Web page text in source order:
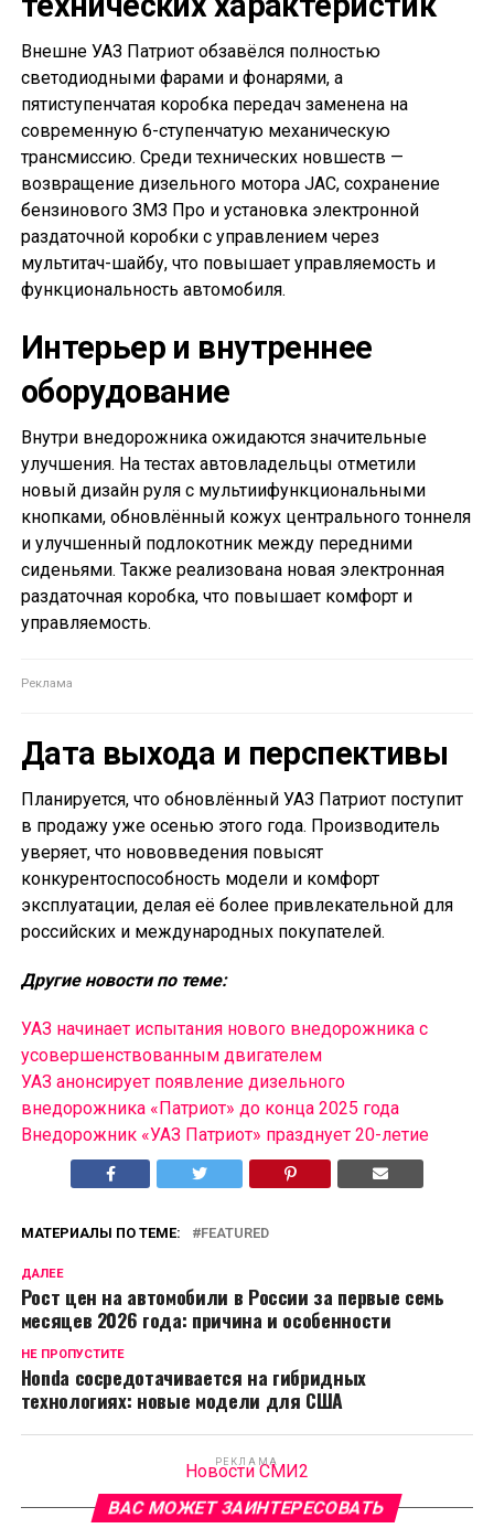
Внешне УАЗ Патриот обзавёлся полностью
светодиодными фарами и фонарями, а
пятиступенчатая коробка передач заменена на
современную 6-ступенчатую механическую
трансмиссию. Среди технических новшеств —
возвращение дизельного мотора JAC, сохранение
бензинового ЗМЗ Про и установка электронной
раздаточной коробки с управлением через
мультитач-шайбу, что повышает управляемость и
функциональность автомобиля.
Интерьер и внутреннее
оборудование
Внутри внедорожника ожидаются значительные
улучшения. На тестах автовладельцы отметили
новый дизайн руля с мультиифункциональными
кнопками, обновлённый кожух центрального тоннеля
и улучшенный подлокотник между передними
сиденьями. Также реализована новая электронная
раздаточная коробка, что повышает комфорт и
управляемость.
Дата выхода и перспективы
Планируется, что обновлённый УАЗ Патриот поступит
в продажу уже осенью этого года. Производитель
уверяет, что нововведения повысят
конкурентоспособность модели и комфорт
эксплуатации, делая её более привлекательной для
российских и международных покупателей.
Другие новости по теме:
УАЗ начинает испытания нового внедорожника с
усовершенствованным двигателем
УАЗ анонсирует появление дизельного
внедорожника «Патриот» до конца 2025 года
Внедорожник «УАЗ Патриот» празднует 20-летие
МАТЕРИАЛЫ ПО ТЕМЕ: FEATURED
ДАЛЕЕ
Рост цен на автомобили в России за первые семь
месяцев 2026 года: причина и особенности
НЕ ПРОПУСТИТЕ
Honda сосредотачивается на гибридных
технологиях: новые модели для США
РЕКЛАМА
Новости СМИ2
ВАС МОЖЕТ ЗАИНТЕРЕСОВАТЬ